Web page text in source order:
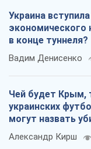
Украина
экономического
в конце туннеля?
Вадим Денисенко
Чей будет Крым,
украинских
могут назвать
Александр Кирш